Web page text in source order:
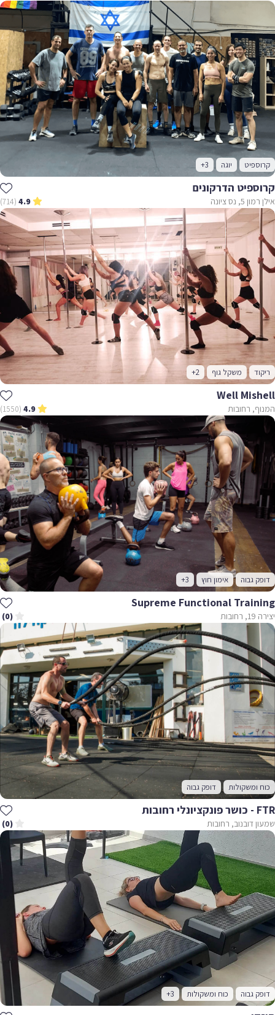
קרוספיט יוגה +3
קרוספיט הדרקונים
אילן רמון 5, נס ציונה 4.9
(714)
ריקוד משקל גוף +2
Well Mishell
המנוף, רחובות 4.9
(1550)
דופק גבוה אימון חוץ +3
Supreme Functional Training
יצירה 19, רחובות (0)
כוח ומשקולות דופק גבוה
FTR - כושר פונקציונלי רחובות
שמעון דובנוב, רחובות (0)
דופק גבוה כוח ומשקולות +3